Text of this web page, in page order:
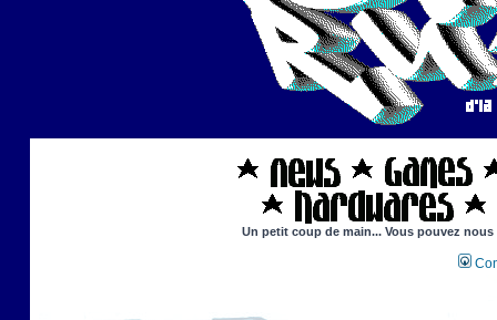
Un petit coup de main... Vous pouvez